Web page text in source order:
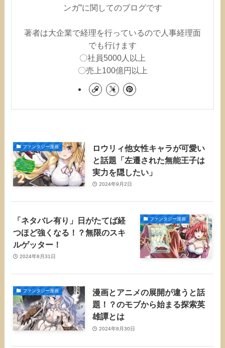
ンガ”に関してのブログです
著者は大企業で経理を行っているので人事経理面
でも行けます
〇社員5000人以上
〇売上100億円以上
ファンタジー漫画
ロウリィ他女性キャラが可愛い
と話題「左遷された無能王子は
実力を隠したい」
2024年9月2日
ファンタジー漫画
「ネタバレ有り」日がたてば経
つほど強くなる！？無限のスキ
ルゲッター！
2024年8月31日
ファンタジー漫画
漫画とアニメの展開が違うと話
題！？のモブから始まる探索英
雄譚とは
2024年8月30日